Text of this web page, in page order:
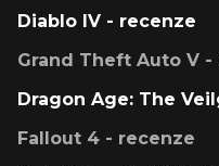
Diablo IV - recenze
Grand Theft Auto V -
Dragon Age: The
Fallout 4 - recenze